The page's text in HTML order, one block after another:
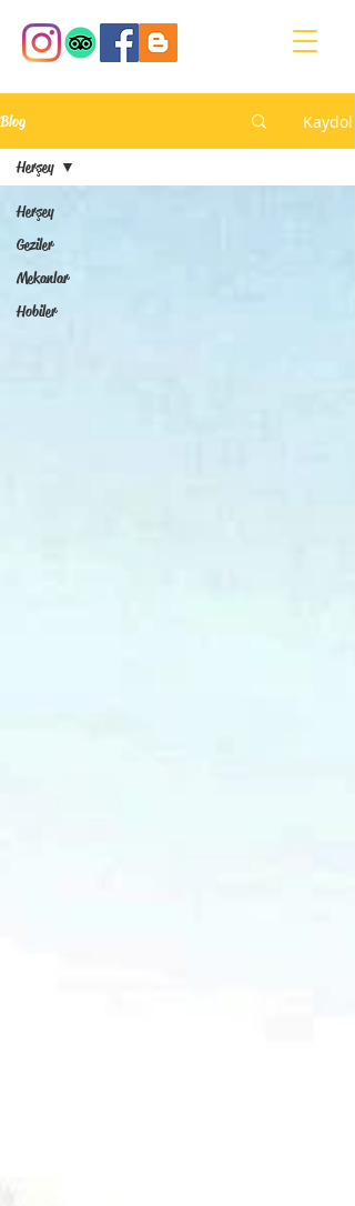
Blog Kaydol
Herşey
Geziler
Mekanlar
Hobiler
Herşey